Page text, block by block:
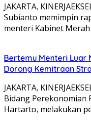
JAKARTA,
Subianto memimpin
menteri Kabinet
Bertemu Menteri Luar
Dorong Kemitraan
JAKARTA,
Bidang Perekonomian
Hartarto, melakukan